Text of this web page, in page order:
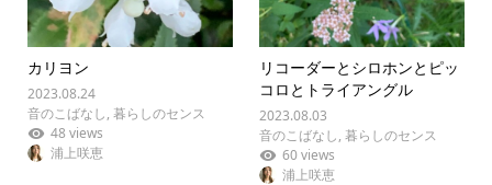
カリヨン
2023.08.24
音のこばなし, 暮らしのセンス
48 views
浦上咲恵
リコーダーとシロホンとピッ
コロとトライアングル
2023.08.03
音のこばなし,暮らしのセンス
60 views
浦上咲恵